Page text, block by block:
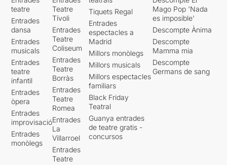
teatre
Entrades
dansa
Entrades
musicals
Entrades
teatre
infantil
Entrades
òpera
Entrades
improvisació
Entrades
monòlegs
Teatre
Tívoli
Entrades
Teatre
Coliseum
Entrades
Teatre
Borràs
Entrades
Teatre
Romea
Entrades
La
Villarroel
Entrades
Teatre
Tiquets Regal
Entrades
espectacles a
Madrid
Millors monòlegs
Millors musicals
Millors espectacles
familiars
Black Friday
Teatral
Guanya entrades
de teatre gratis -
concursos
Mago Pop 'Nada
es imposible'
Descompte Ànima
Descompte
Mamma mia
Descompte
Germans de sang